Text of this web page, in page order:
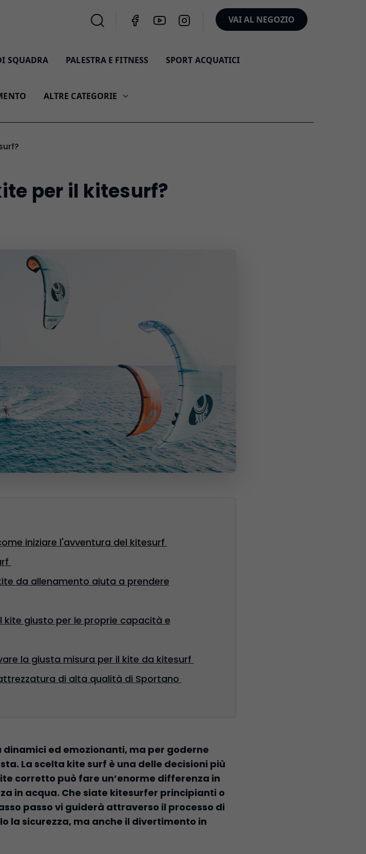
VAI AL NEGOZIO
SQUADRA PALESTRA E FITNESS SPORT ACQUATICI
ALTRE CATEGORIE
per il kitesurf?
iniziare l'avventura del kitesurf
da allenamento aiuta a prendere
giusto per le proprie capacità e
la giusta misura per il kite da kitesurf
di alta qualità di Sportano
ed emozionanti, ma per goderne
La scelta kite surf è una delle decisioni più
corretto può fare un’enorme differenza in
in acqua. Che siate kitesurfer principianti o
passo vi guiderà attraverso il processo di
la sicurezza, ma anche il divertimento in